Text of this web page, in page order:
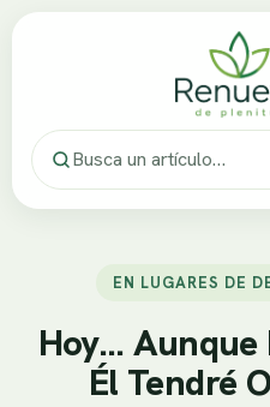
EN LUGARES DE
Hoy… Aunque
Él Tendré